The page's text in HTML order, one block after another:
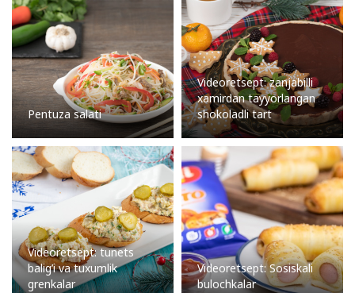
Pentuza salati
Videoretsept: zanjabilli
xamirdan tayyorlangan
shokoladli tart
Videoretsept: tunets
balig’i va tuxumlik
grenkalar
Videoretsept: Sosiskali
bulochkalar